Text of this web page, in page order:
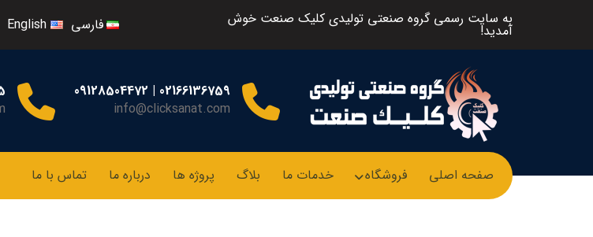
به سایت رسمی گروه صنعتی تولیدی کلیک صنعت خوش
آمدید! فارسی English
02166136759 | 09128504472
info@clicksanat.com
صفحه اصلی فروشگاه خدمات ما بلاگ پروژه ها درباره ما تماس با ما